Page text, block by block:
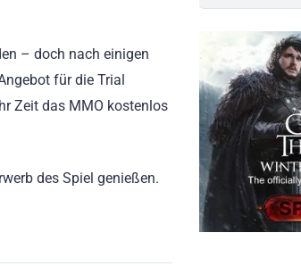
– doch nach einigen
für die Trial
Zeit das MMO kostenlos
des Spiel genießen.